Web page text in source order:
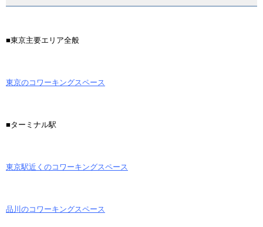
■東京主要エリア全般
東京のコワーキングスペース
■ターミナル駅
東京駅近くのコワーキングスペース
品川のコワーキングスペース